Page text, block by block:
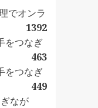
でオンラ
1392
をつなぎ
463
をつなぎ
449
なが